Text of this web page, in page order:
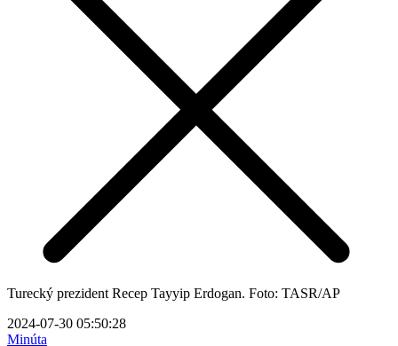
Turecký prezident Recep Tayyip Erdogan. Foto: TASR/AP
2024-07-30 05:50:28
Minúta